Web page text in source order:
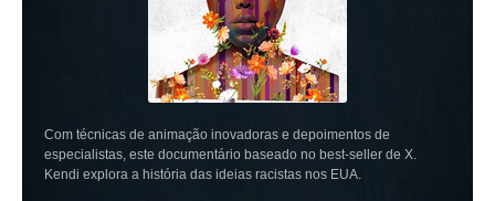
Com técnicas de animação inovadoras e depoimentos de
especialistas, este documentário baseado no best-seller de X.
Kendi explora a história das ideias racistas nos EUA.